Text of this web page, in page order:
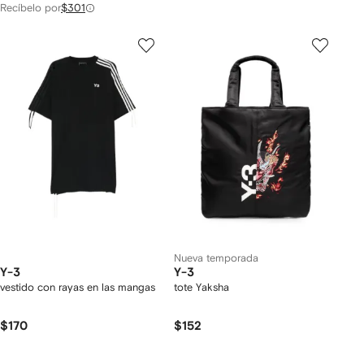
Recíbelo por$301
Y-3
vestido con rayas en las mangas
$170
Nueva temporada
Y-3
tote Yaksha
$152